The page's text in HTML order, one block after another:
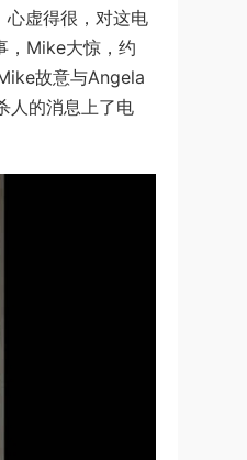
虚得很，对这电
，Mike大惊，约
故意与Angela
人的消息上了电